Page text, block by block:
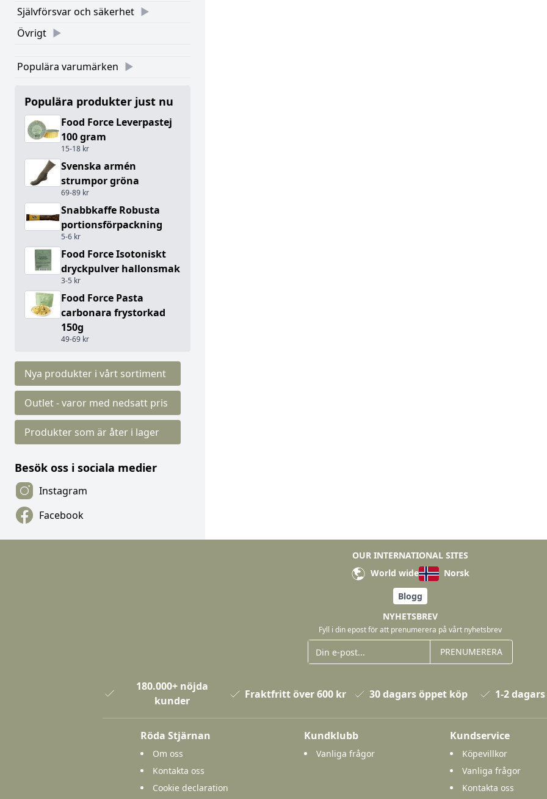
Självförsvar och säkerhet
Övrigt
Populära varumärken
Populära produkter just nu
Food Force Leverpastej
100 gram
15-18 kr
Svenska armén
strumpor gröna
69-89 kr
Snabbkaffe Robusta
portionsförpackning
5-6 kr
Food Force Isotoniskt
dryckpulver hallonsmak
3-5 kr
Food Force Pasta
carbonara frystorkad
150g
49-69 kr
Nya produkter i vårt sortiment
Outlet - varor med nedsatt pris
Produkter som är åter i lager
Besök oss i sociala medier
Instagram
Facebook
OUR INTERNATIONAL SITES
World wide
Norsk
Blogg
NYHETSBREV
Fyll i din epost för att prenumerera på vårt nyhetsbrev
PRENUMERERA
180.000+ nöjda
kunder
Fraktfritt över 600 kr 30 dagars öppet köp 1-2
Röda Stjärnan
Om oss
Kontakta oss
Cookie declaration
Kundklubb
Vanliga frågor
Kundservice
Köpevillkor
Vanliga frågor
Kontakta oss